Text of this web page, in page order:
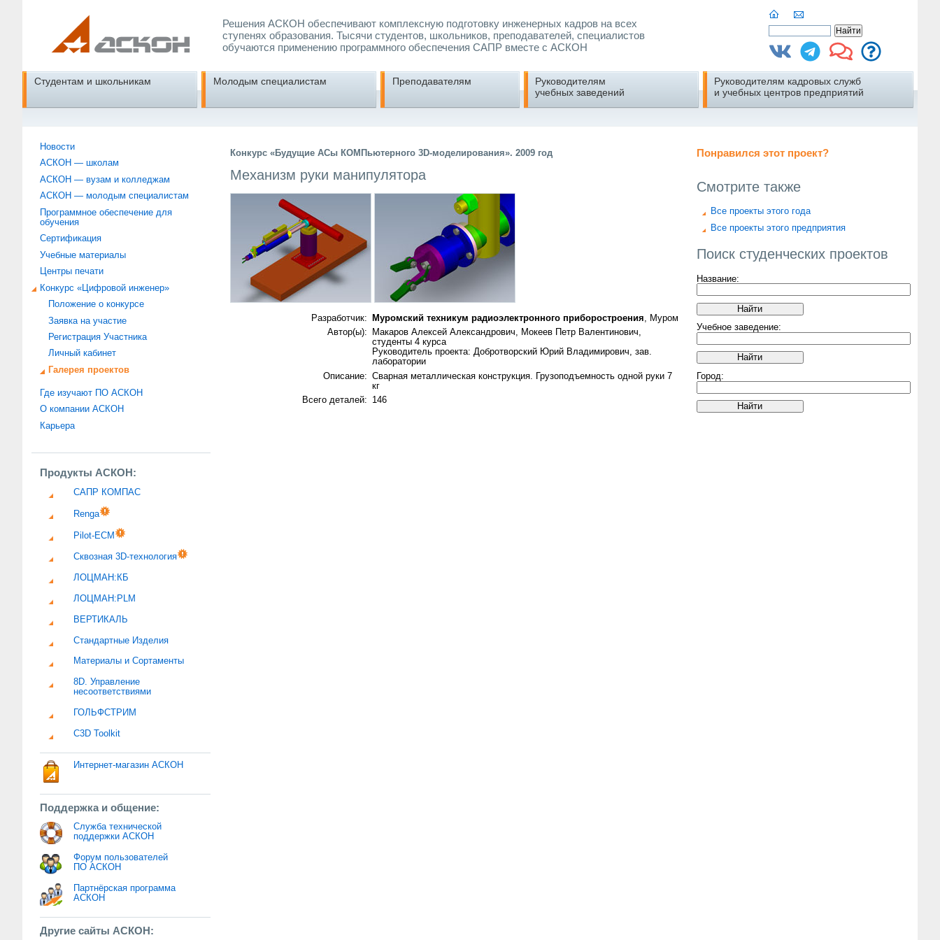
Решения АСКОН обеспечивают комплексную подготовку инженерных кадров на всех
ступенях образования. Тысячи студентов, школьников, преподавателей, специалистов
обучаются применению программного обеспечения САПР вместе с АСКОН
Студентам и школьникам Молодым специалистам Преподавателям
Руководителям
учебных заведений
Руководителям кадровых служб
и учебных центров предприятий
Новости
АСКОН — школам
АСКОН — вузам и колледжам
АСКОН — молодым специалистам
Программное обеспечение для
обучения
Сертификация
Учебные материалы
Центры печати
Конкурс «Цифровой инженер»
Положение о конкурсе
Заявка на участие
Регистрация Участника
Личный кабинет
Галерея проектов
Где изучают ПО АСКОН
О компании АСКОН
Карьера
Продукты АСКОН:
САПР КОМПАС
Renga
Pilot-ECM
Сквозная 3D-технология
ЛОЦМАН:КБ
ЛОЦМАН:PLM
ВЕРТИКАЛЬ
Стандартные Изделия
Материалы и Сортаменты
8D. Управление
несоответствиями
ГОЛЬФСТРИМ
C3D Toolkit
Интернет-магазин АСКОН
Поддержка и общение:
Служба технической
поддержки АСКОН
Форум пользователей
ПО АСКОН
Партнёрская программа
АСКОН
Другие сайты АСКОН:
Понравился этот проект?
Смотрите также
Все проекты этого года
Все проекты этого предприятия
Поиск студенческих проектов
Название:
Учебное заведение:
Город:
Конкурс «Будущие АСы КОМПьютерного 3D-моделирования». 2009 год
Механизм руки манипулятора
Разработчик: Муромский техникум радиоэлектронного приборостроения, Муром
Автор(ы):
Макаров Алексей Александрович, Мокеев Петр Валентинович,
студенты 4 курса
Руководитель проекта: Добротворский Юрий Владимирович, зав.
лаборатории
Описание: Сварная металлическая конструкция. Грузоподъемность одной руки 7
кг
Всего деталей:
146